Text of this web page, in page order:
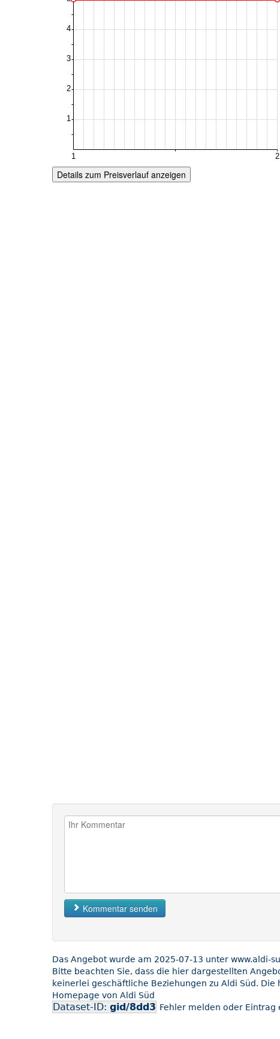
Details zum Preisverlauf anzeigen
Kommentar senden
Das Angebot wurde am 2025-07-13 unter www.aldi-
Bitte beachten Sie, dass die hier dargestellten
keinerlei geschäftliche Beziehungen zu Aldi Süd.
Homepage von Aldi Süd
Dataset-ID: gid/8dd3 Fehler melden oder Eintrag